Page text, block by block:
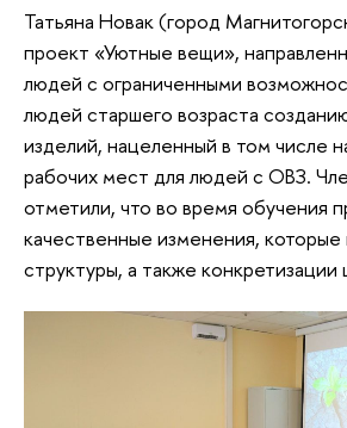
Татьяна Новак (город
проект «Уютные вещи»,
людей с ограниченными
людей старшего возраста
изделий, нацеленный в том числе
рабочих мест для людей с ОВЗ.
отметили, что во время обучения
качественные изменения, которые
структуры, а также конкретизации